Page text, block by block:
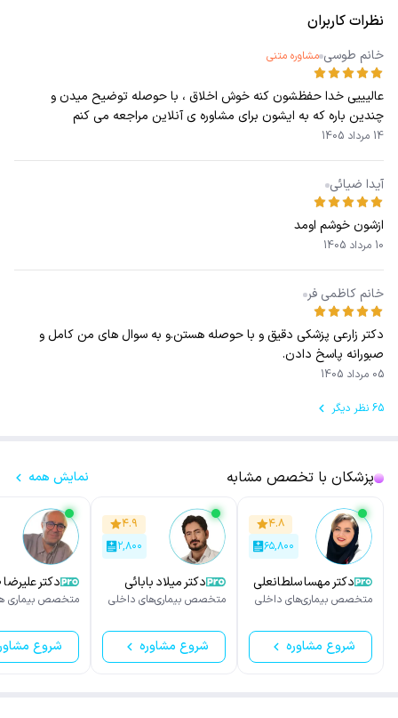
نظرات کاربران
خانم طوسی مشاوره متنی
عالیییی خدا حفظشون کنه خوش اخلاق ، با حوصله توضیح میدن و
چندین باره که به ایشون برای مشاوره ی آنلاین مراجعه می کنم
14 مرداد 1405
آیدا ضیائی
ازشون خوشم اومد
10 مرداد 1405
خانم کاظمی فر
دکتر زارعی پزشکی دقیق و با حوصله هستن.و به سوال های من کامل و
صبورانه پاسخ دادن.
05 مرداد 1405
65 نظر دیگر
پزشکان با تخصص مشابه نمایش همه
۴.۸
۶۵,۸۰۰
دکتر مهسا سلطانعلی
پور
متخصص بیماری‌های داخلی
شروع مشاوره
۴.۹
۲,۸۰۰
دکتر میلاد بابائی
متخصص بیماری‌های داخلی
شروع مشاوره
دکتر
پور
متخصص بیماری
شروع